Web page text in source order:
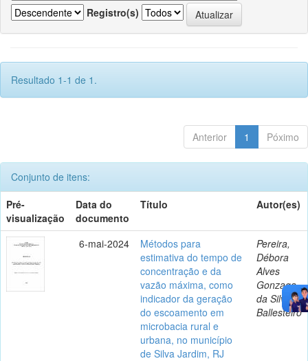
Registro(s)
Resultado 1-1 de 1.
Anterior 1 Póximo
Conjunto de itens:
Pré-
visualização
Data do
documento
Título Autor(es)
6-mai-2024
Métodos para
estimativa do tempo de
concentração e da
vazão máxima, como
indicador da geração
do escoamento em
microbacia rural e
urbana, no município
de Silva Jardim, RJ
Pereira,
Débora
Alves
Gonzaga
da Silva
Ballesteiro